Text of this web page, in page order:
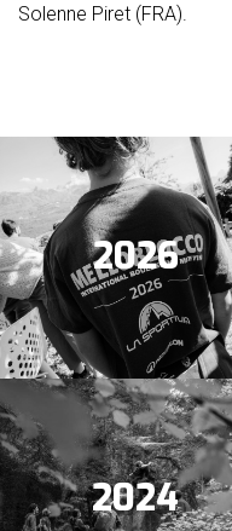
Solenne Piret (FRA).
2026
2024